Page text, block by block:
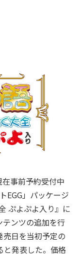
事前予約受付中
EGG」パッケージ
ぷよぷよ入り』に
ンツの追加を行
日を当初予定の
と発表した。価格